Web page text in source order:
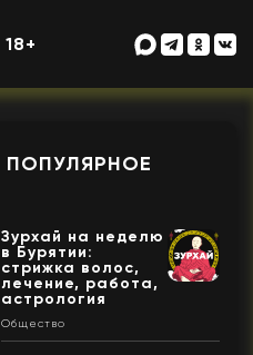
18+
ПОПУЛЯРНОЕ
Зурхай на неделю
в Бурятии:
стрижка волос,
лечение, работа,
астрология
Общество